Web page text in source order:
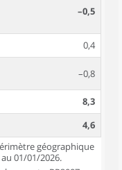
–0,5
0,4
–0,8
8,3
4,6
géographique
01/01/2026.